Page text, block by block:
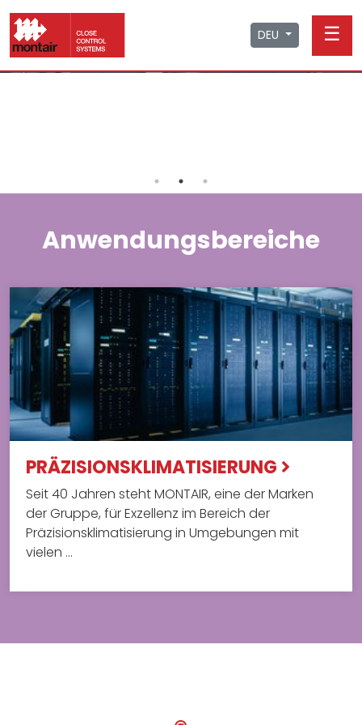
DEU ☰
Anwendungsbereiche
PRÄZISIONSKLIMATISIERUNG
Seit 40 Jahren steht MONTAIR, eine der Marken
der Gruppe, für Exzellenz im Bereich der
Präzisionsklimatisierung in Umgebungen mit
vielen …